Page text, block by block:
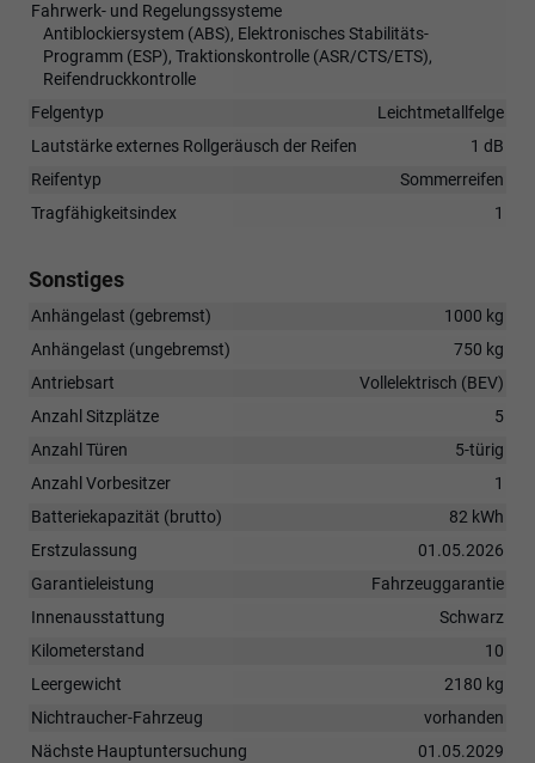
Fahrwerk- und Regelungssysteme
Antiblockiersystem (ABS), Elektronisches Stabilitäts-
Programm (ESP), Traktionskontrolle (ASR/CTS/ETS),
Reifendruckkontrolle
Felgentyp
Leichtmetallfelge
Lautstärke externes Rollgeräusch der Reifen
1 dB
Reifentyp
Sommerreifen
Tragfähigkeitsindex
1
Sonstiges
Anhängelast (gebremst)
1000 kg
Anhängelast (ungebremst)
750 kg
Antriebsart
Vollelektrisch (BEV)
Anzahl Sitzplätze
5
Anzahl Türen
5-türig
Anzahl Vorbesitzer
1
Batteriekapazität (brutto)
82 kWh
Erstzulassung
01.05.2026
Garantieleistung
Fahrzeuggarantie
Innenausstattung
Schwarz
Kilometerstand
10
Leergewicht
2180 kg
Nichtraucher-Fahrzeug
vorhanden
Nächste Hauptuntersuchung
01.05.2029